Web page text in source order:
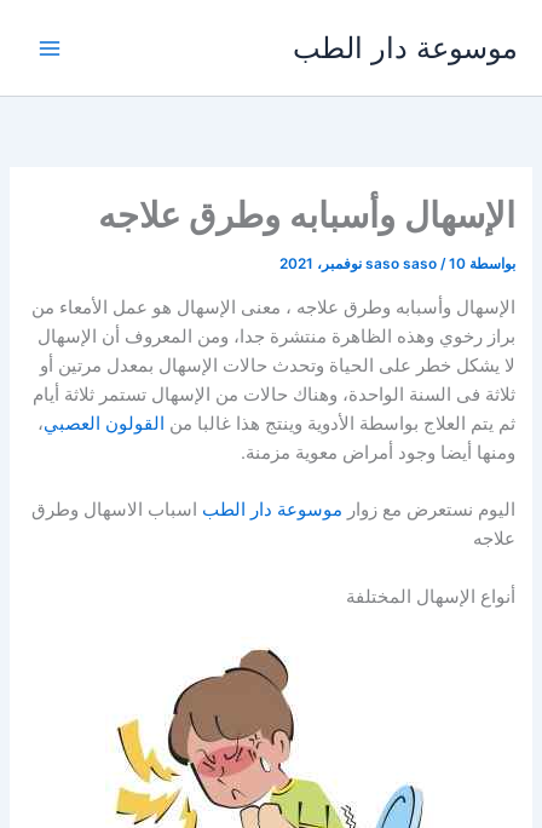
المحتوى
موسوعة دار الطب
الإسهال وأسبابه وطرق علاجه
بواسطة saso saso /10 نوفمبر، 2021
الإسهال وأسبابه وطرق علاجه ، معنى الإسهال هو عمل الأمعاء من
براز رخوي وهذه الظاهرة منتشرة جدا، ومن المعروف أن الإسهال
لا يشكل خطر على الحياة وتحدث حالات الإسهال بمعدل مرتين أو
ثلاثة فى السنة الواحدة، وهناك حالات من الإسهال تستمر ثلاثة أيام
ثم يتم العلاج بواسطة الأدوية وينتج هذا غالبا من القولون العصبي،
ومنها أيضا وجود أمراض معوية مزمنة.
اليوم نستعرض مع زوار موسوعة دار الطب اسباب الاسهال وطرق
علاجه
أنواع الإسهال المختلفة